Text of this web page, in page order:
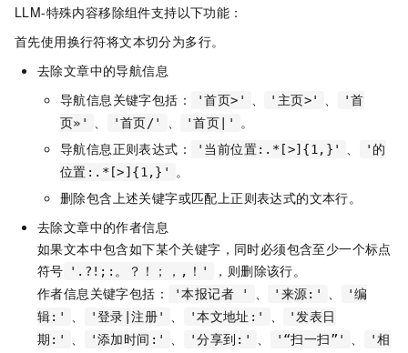
LLM-特殊内容移除组件支持以下功能：
首先使用换行符将文本切分为多行。
去除文章中的导航信息
导航信息关键字包括：
'首页>' 、 '主页>' 、
'首
页»'
、 '首页/' 、 '首页|'
。
导航信息正则表达式：
'当前位置:.*[>]{1,}' 、
'的
位置:.*[>]{1,}'
。
删除包含上述关键字或匹配上正则表达式的文本行。
去除文章中的作者信息
如果文本中包含如下某个关键字，同时必须包含至少一个标点
符号
'.?!;:。？！；，,！'
，则删除该行。
作者信息关键字包括：
'本报记者 ' 、 '来源:' 、
'编
辑:'
、 '登录|注册' 、 '本文地址:' 、
'发表日
期:'
、 '添加时间:' 、 '分享到:' 、 '“扫一扫”' 、
'相